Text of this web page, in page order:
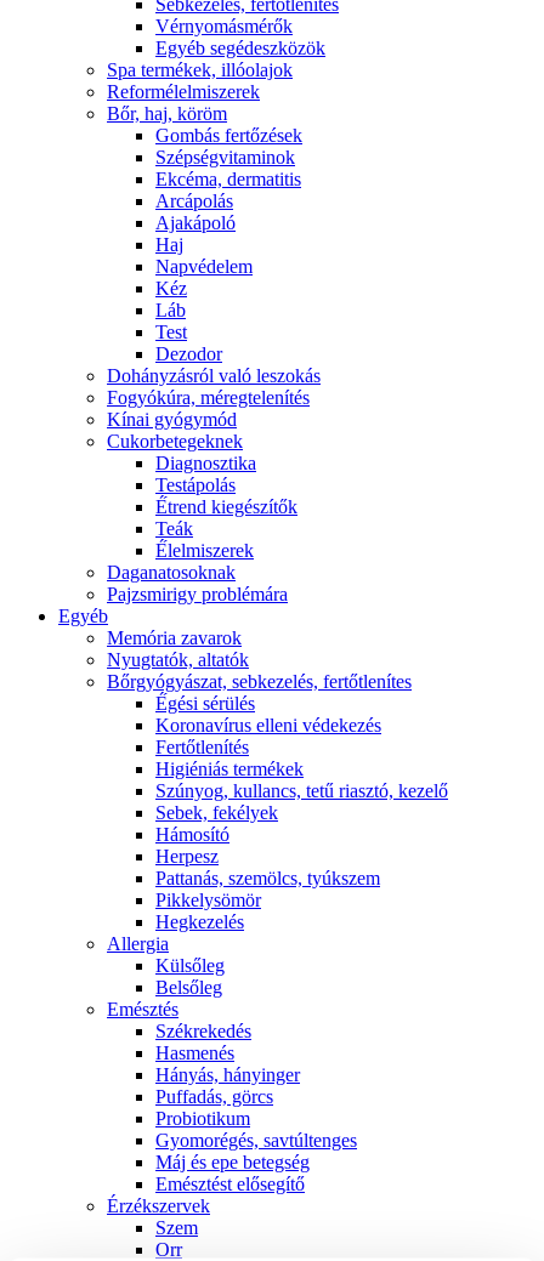
Sebkezelés, fertőtlenítés
Vérnyomásmérők
Egyéb segédeszközök
Spa termékek, illóolajok
Reformélelmiszerek
Bőr, haj, köröm
Gombás fertőzések
Szépségvitaminok
Ekcéma, dermatitis
Arcápolás
Ajakápoló
Haj
Napvédelem
Kéz
Láb
Test
Dezodor
Dohányzásról való leszokás
Fogyókúra, méregtelenítés
Kínai gyógymód
Cukorbetegeknek
Diagnosztika
Testápolás
É́trend kiegészítők
Teák
É́lelmiszerek
Daganatosoknak
Pajzsmirigy problémára
Egyéb
Memória zavarok
Nyugtatók, altatók
Bőrgyógyászat, sebkezelés, fertőtlenítes
É́gési sérülés
Koronavírus elleni védekezés
Fertőtlenítés
Higiéniás termékek
Szúnyog, kullancs, tetű riasztó, kezelő
Sebek, fekélyek
Hámosító
Herpesz
Pattanás, szemölcs, tyúkszem
Pikkelysömör
Hegkezelés
Allergia
Külsőleg
Belsőleg
Emésztés
Székrekedés
Hasmenés
Hányás, hányinger
Puffadás, görcs
Probiotikum
Gyomorégés, savtúltenges
Máj és epe betegség
Emésztést elősegítő
Érzékszervek
Szem
Orr